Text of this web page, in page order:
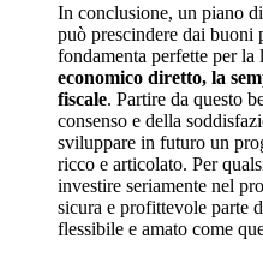
In conclusione, un piano
può prescindere dai buoni
fondamenta perfette per la
economico diretto, la
fiscale. Partire da questo
consenso e della
sviluppare in futuro un
ricco e articolato. Per
investire seriamente nel
sicura e profittevole parte
flessibile e amato come